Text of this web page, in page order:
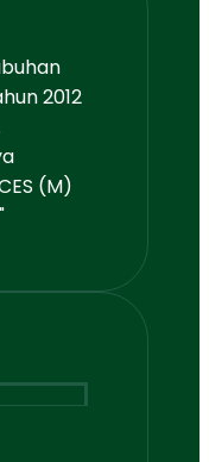
2012
(M)